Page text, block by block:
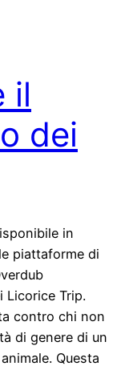
il
dei
in
piattaforme di
Licorice Trip.
contro chi non
di genere di un
Questa